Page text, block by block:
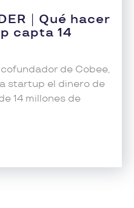
Qué hacer
capta 14
de Cobee,
startup el dinero de
14 millones de